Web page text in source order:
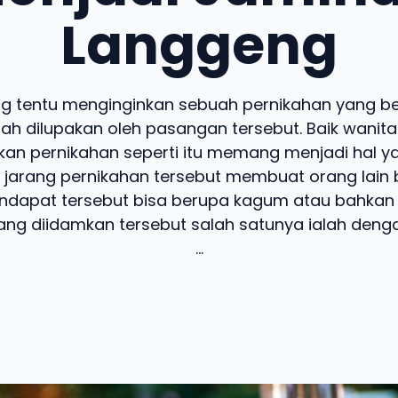
Langgeng
tentu menginginkan sebuah pernikahan yang
dilupakan oleh pasangan tersebut. Baik
pernikahan seperti itu memang menjadi hal
jarang pernikahan tersebut membuat orang lain
tersebut bisa berupa kagum atau
diidamkan tersebut salah satunya ialah
...